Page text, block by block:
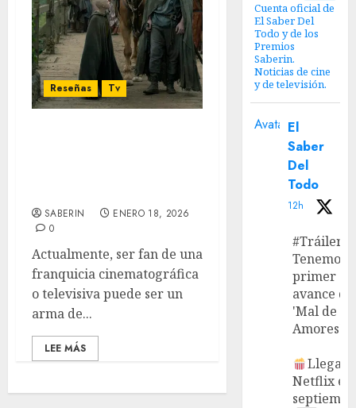
Reseñas Tv
SABERIN
ENERO 18, 2026
0
Actualmente, ser fan de una
franquicia cinematográfica
o televisiva puede ser un
arma de...
LEE MÁS
Cuenta oficial de
El Saber Del
Todo y de los
Premios
Saberin.
Noticias de cine
y de televisión.
Avatar El
Saber
Del
Todo
12h
#Tráiler
Tenemos
primer
avance de
'Mal de
Amores'.
Llega a
Netflix en